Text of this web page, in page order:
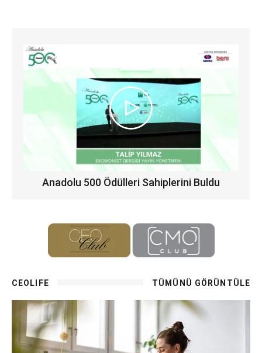
Anadolu 500 Ödülleri Sahiplerini Buldu
CEOLIFE TÜMÜNÜ GÖRÜNTÜLE